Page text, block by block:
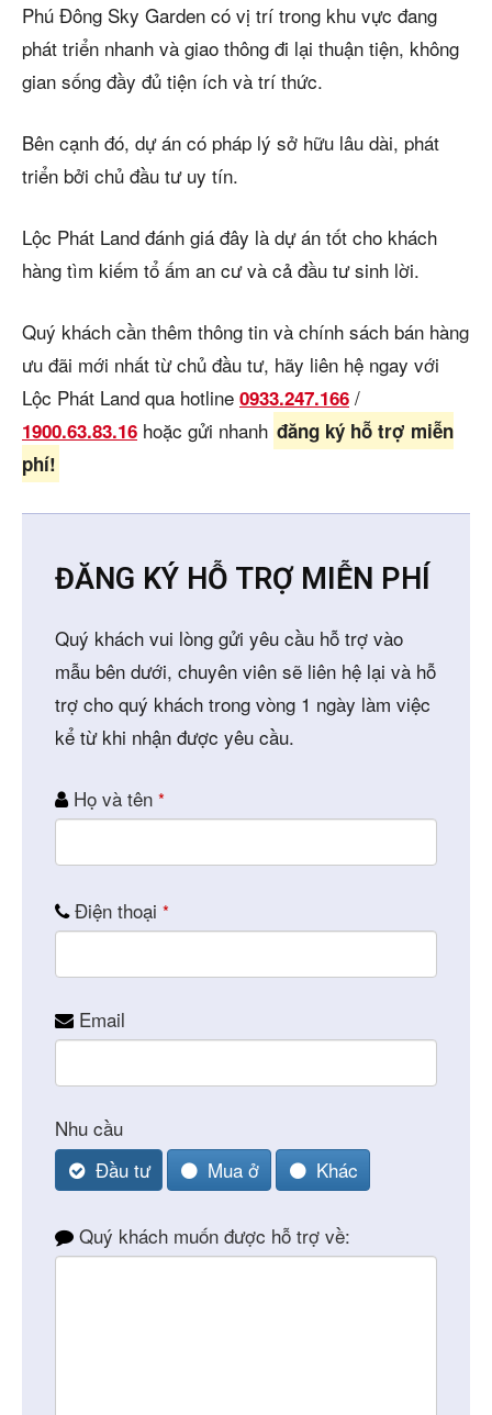
Phú Đông Sky Garden có vị trí trong khu vực đang
phát triển nhanh và giao thông đi lại thuận tiện, không
gian sống đầy đủ tiện ích và trí thức.
Bên cạnh đó, dự án có pháp lý sở hữu lâu dài, phát
triển bởi chủ đầu tư uy tín.
Lộc Phát Land đánh giá đây là dự án tốt cho khách
hàng tìm kiếm tổ ấm an cư và cả đầu tư sinh lời.
Quý khách cần thêm thông tin và chính sách bán hàng
ưu đãi mới nhất từ chủ đầu tư, hãy liên hệ ngay với
Lộc Phát Land qua hotline 0933.247.166 /
1900.63.83.16 hoặc gửi nhanh đăng ký hỗ trợ miễn
phí!
ĐĂNG KÝ HỖ TRỢ MIỄN PHÍ
Quý khách vui lòng gửi yêu cầu hỗ trợ vào
mẫu bên dưới, chuyên viên sẽ liên hệ lại và hỗ
trợ cho quý khách trong vòng 1 ngày làm việc
kể từ khi nhận được yêu cầu.
Họ và tên *
Điện thoại *
Email
Nhu cầu
Đầu tư
Mua ở Khác
Company
Name
Quý khách muốn được hỗ trợ về: